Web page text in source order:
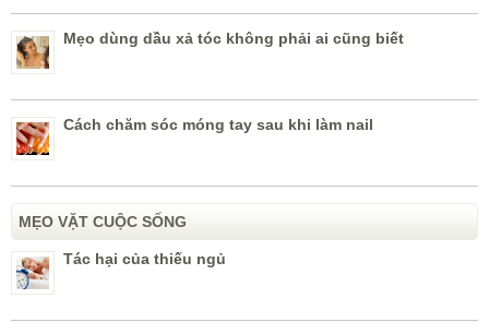
Mẹo dùng dầu xả tóc không phải ai cũng biết
Cách chăm sóc móng tay sau khi làm nail
MẸO VẶT CUỘC SỐNG
Tác hại của thiếu ngủ